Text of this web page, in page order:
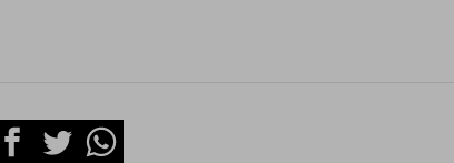
FacebookTwitterWhatsapp